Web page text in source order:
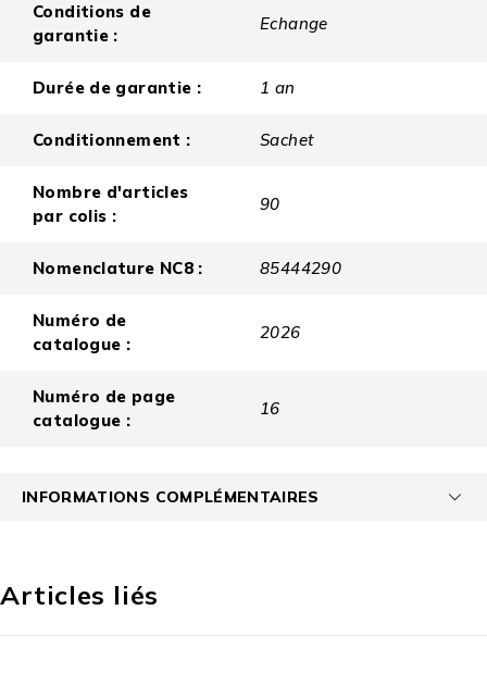
Conditions de
garantie :
Echange
Durée de garantie : 1 an
Conditionnement : Sachet
Nombre d'articles
par colis :
90
Nomenclature NC8 : 85444290
Numéro de
catalogue :
2026
Numéro de page
catalogue :
16
INFORMATIONS COMPLÉMENTAIRES
Articles liés